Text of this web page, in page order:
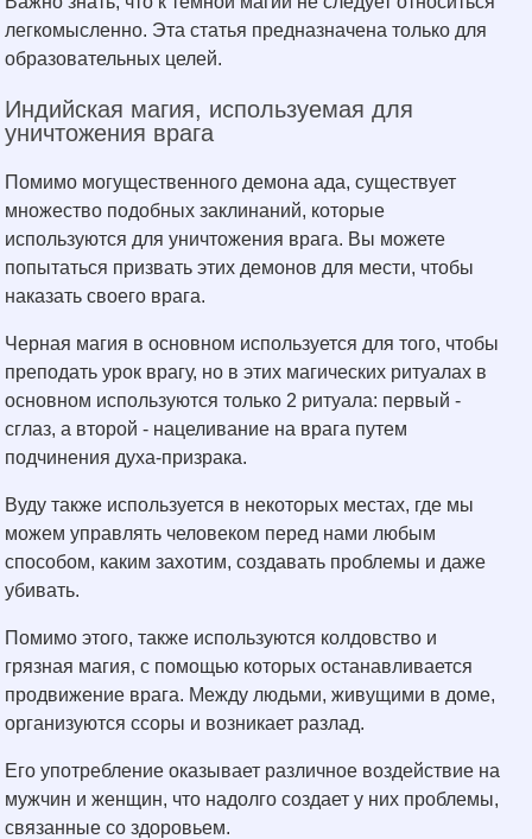
легкомысленно. Эта статья предназначена только для
образовательных целей.
Индийская магия, используемая для
уничтожения врага
Помимо могущественного демона ада, существует
множество подобных заклинаний, которые
используются для уничтожения врага. Вы можете
попытаться призвать этих демонов для мести, чтобы
наказать своего врага.
Черная магия в основном используется для того, чтобы
преподать урок врагу, но в этих магических ритуалах в
основном используются только 2 ритуала: первый -
сглаз, а второй - нацеливание на врага путем
подчинения духа-призрака.
Вуду также используется в некоторых местах, где мы
можем управлять человеком перед нами любым
способом, каким захотим, создавать проблемы и даже
убивать.
Помимо этого, также используются колдовство и
грязная магия, с помощью которых останавливается
продвижение врага. Между людьми, живущими в доме,
организуются ссоры и возникает разлад.
Его употребление оказывает различное воздействие на
мужчин и женщин, что надолго создает у них проблемы,
связанные со здоровьем.